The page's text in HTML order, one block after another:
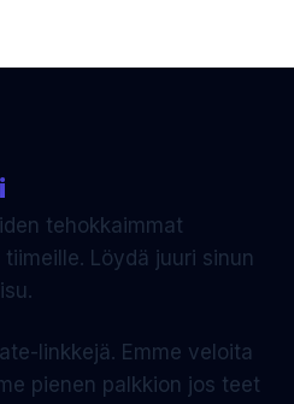
tehokkaimmat
Löydä juuri sinun
linkkejä. Emme veloita
pienen palkkion jos teet